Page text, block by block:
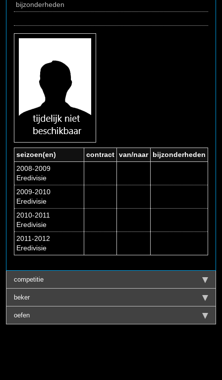
bijzonderheden
seizoen(en) contract van/naar
bijzonderheden
2008-2009
Eredivisie
2009-2010
Eredivisie
2010-2011
Eredivisie
2011-2012
Eredivisie
competitie
beker
oefen